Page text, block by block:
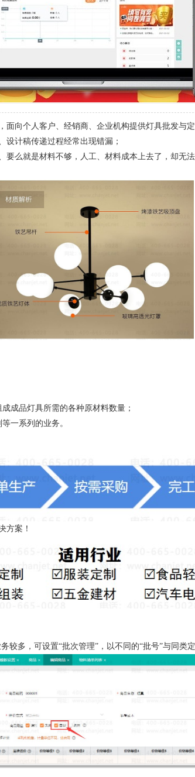
向个人客户、经销商、企业机构提供灯具批发与定
设计稿传递过程经常出现错漏；
要么就是材料不够，人工、材料成本上去了，却无
成品灯具所需的各种原材料数量；
一系列的业务。
方案！
较多，可设置“批次管理”，以不同的“批号”与同类